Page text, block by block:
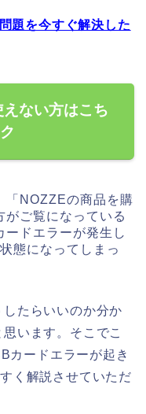
題を今すぐ解決した
ない方はこち
「NOZZEの商品を購
がご覧になっている
ドエラーが発生し
態になってしまっ
たらいいのか分か
います。そこでこ
カードエラーが起き
く解説させていただ